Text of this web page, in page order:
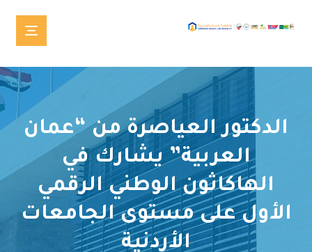
الدكتور العياصرة من “عمان
العربية” يشارك في
الهاكاثون الوطني الرقمي
الأول على مستوى الجامعات
الأردنية